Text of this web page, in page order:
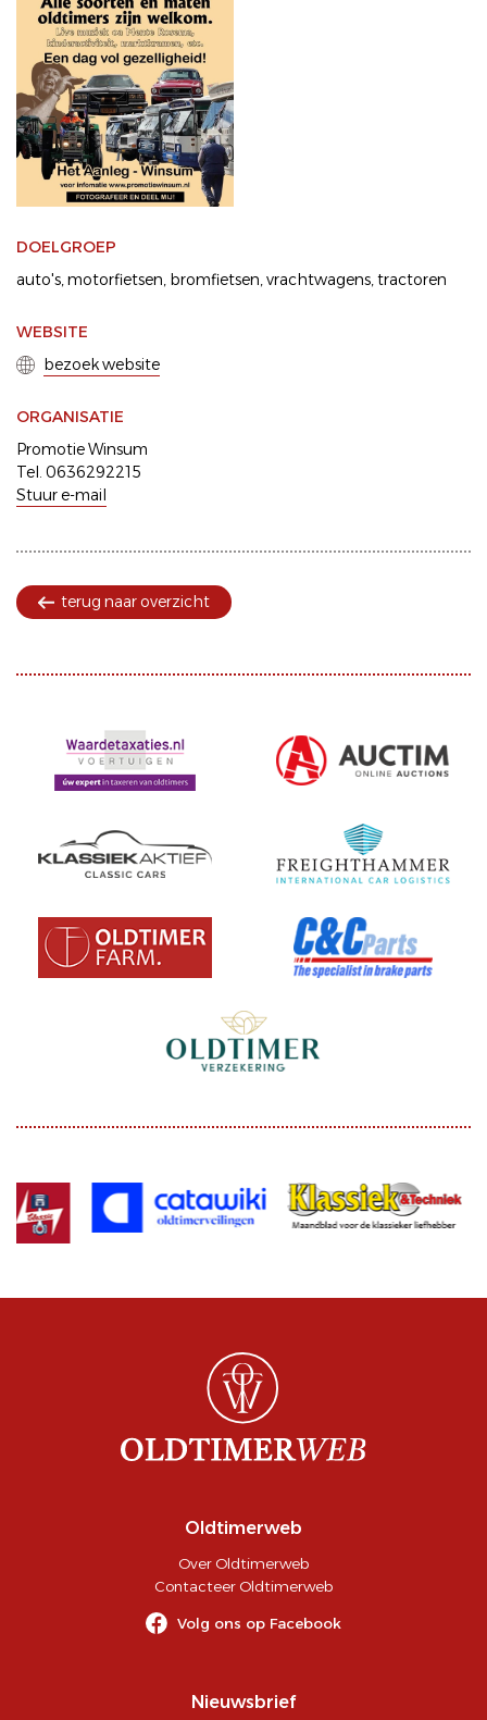
DOELGROEP
auto's motorfietsen bromfietsen vrachtwagens tractoren
WEBSITE
bezoek website
ORGANISATIE
Promotie Winsum
Tel. 0636292215
Stuur e-mail
terug naar overzicht
Oldtimerweb
Over Oldtimerweb
Contacteer Oldtimerweb
Volg ons op Facebook
Nieuwsbrief